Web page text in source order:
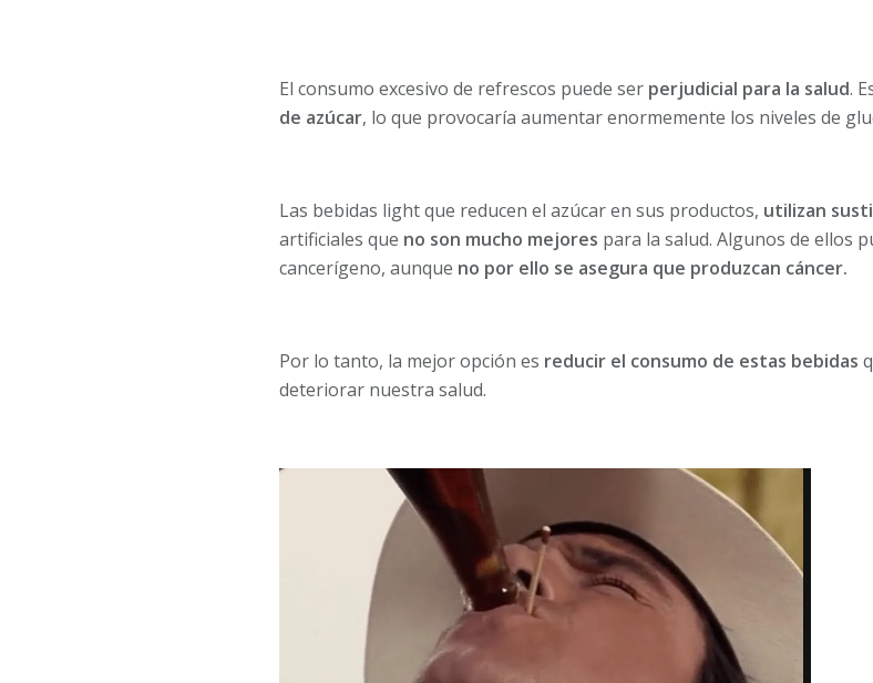
El consumo excesivo de refrescos puede ser perjudicial para la salud.
de azúcar, lo que provocaría aumentar enormemente los niveles de
Las bebidas light que reducen el azúcar en sus productos, utilizan
artificiales que no son mucho mejores para la salud. Algunos de ellos
cancerígeno, aunque no por ello se asegura que produzcan cáncer.
Por lo tanto, la mejor opción es reducir el consumo de estas bebidas
deteriorar nuestra salud.